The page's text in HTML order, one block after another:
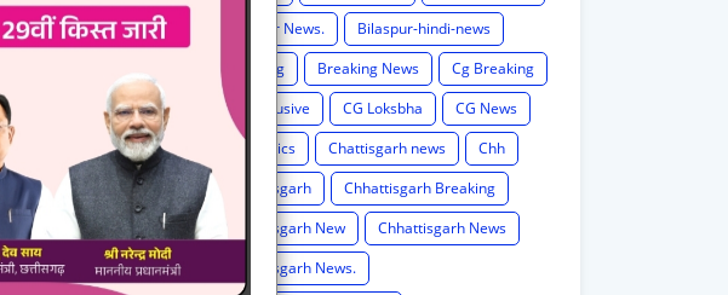
Bilaspur News.
Bilaspur-hindi-news
Breaking
Breaking News
Cg Breaking
CG exclusive
CG Loksbha
CG News
CG politics
Chattisgarh news
Chh
Chhattisgarh
Chhattisgarh Breaking
Chhattisgarh New
Chhattisgarh News
Chhattisgarh News.